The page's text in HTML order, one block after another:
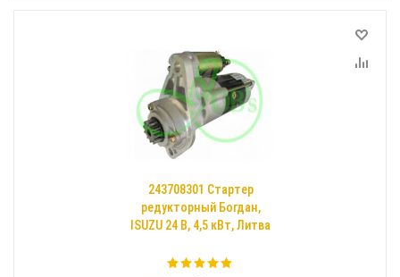
243708301 Стартер
редукторный Богдан,
ISUZU 24 В, 4,5 кВт, Литва